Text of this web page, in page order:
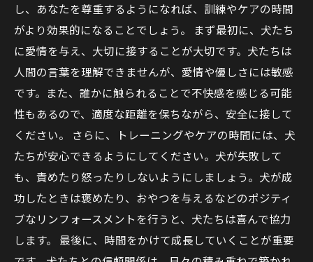
し、あなたを尊重するようになれば、訓練やケアの時間
がより効果的になることでしょう。 まず最初に、犬たち
に愛情を与え、大切に接することが大切です。犬たちは
人間の言葉を理解できませんが、愛情や優しさには敏感
です。また、誰かに触られることで不快感を感じる可能
性もあるので、適度な距離を保ちながら、安全に接して
ください。 さらに、トレーニングやケアの時間には、犬
たちが安心できるようにしてください。犬が失敗して
も、責めたり怒ったりしないようにしましょう。犬が成
功したときは褒めたり、おやつを与えるなどのポジティ
ブなリンフォースメントを行うと、犬たちは喜んで協力
します。 最後に、時間をかけて成長していくことが重要